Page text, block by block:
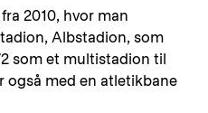
2010, hvor man
Albstadion, som
som et multistadion til
også med en atletikbane